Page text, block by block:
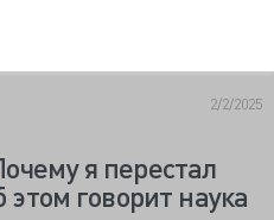
2/2/2025
я перестал
говорит наука